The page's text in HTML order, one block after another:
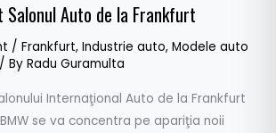
Salonul Auto de la Frankfurt
/ Frankfurt, Industrie auto, Modele auto
/ By Radu Guramulta
Internaţional Auto de la Frankfurt
se va concentra pe apariţia noii